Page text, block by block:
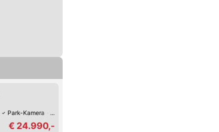
Park-Kamera Park-Assistent hinten
€ 24.990,-